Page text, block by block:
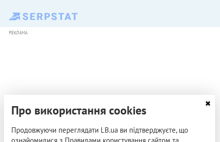
РЕКЛАМА
Про використання cookies
Продовжуючи переглядати LB.ua ви підтверджуєте, що